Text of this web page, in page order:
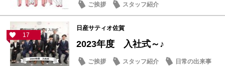
ご挨拶 スタッフ紹介
17
日産サティオ佐賀
2023年度 入社式～♪
ご挨拶 スタッフ紹介 日常の出来事